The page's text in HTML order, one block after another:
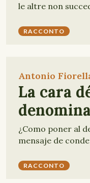
le altre non
RACCONTO
Antonio
La cara
¿Como poner al
mensaje de
RACCONTO